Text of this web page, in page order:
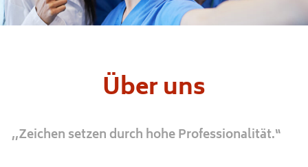
Über uns
,,Zeichen setzen durch hohe Professionalität.“